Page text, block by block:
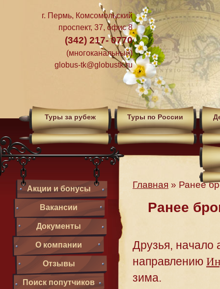
г. Пермь, Комсомольский
проспект, 37, офис 8
(342) 217- 0770
(многоканальный)
globus-tk@globustk.ru
Туры за рубеж Туры по России
Акции и бонусы
Вакансии
Документы
О компании
Отзывы
Поиск попутчиков
Главная » Ранее
Ранее
Друзья, начало
направлению
зима.